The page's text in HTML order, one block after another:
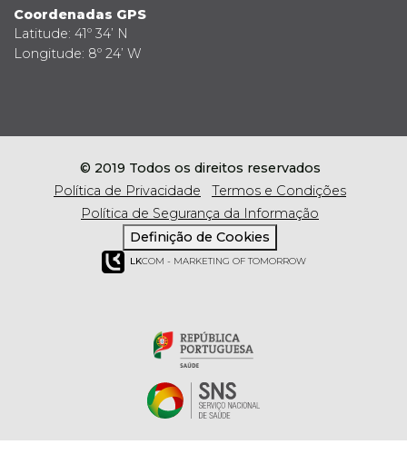
Coordenadas GPS
Latitude: 41º 34’ N
Longitude: 8º 24’ W
© 2019 Todos os direitos reservados
Política de Privacidade
Termos e Condições
Política de Segurança da Informação
Definição de Cookies
LKCOM - MARKETING OF TOMORROW